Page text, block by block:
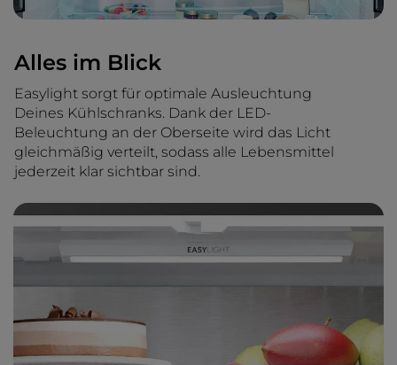
Alles im Blick
Easylight sorgt für optimale Ausleuchtung
Deines Kühlschranks. Dank der LED-
Beleuchtung an der Oberseite wird das Licht
gleichmäßig verteilt, sodass alle Lebensmittel
jederzeit klar sichtbar sind.